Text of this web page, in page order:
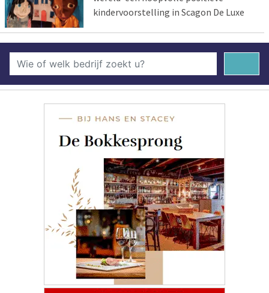
kindervoorstelling in Scagon De Luxe